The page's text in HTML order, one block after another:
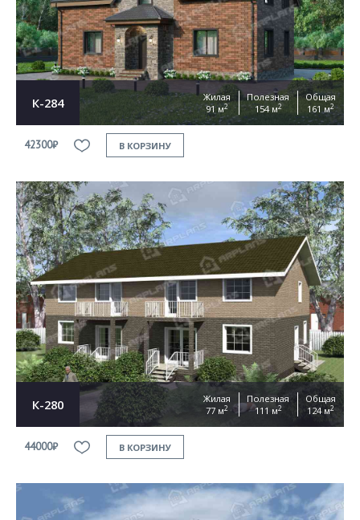
К-284
Жилая
91 м2
Полезная
154 м2
Общая
161 м2
42300₽ В КОРЗИНУ
К-280
Жилая
77 м2
Полезная
111 м2
Общая
124 м2
44000₽ В КОРЗИНУ